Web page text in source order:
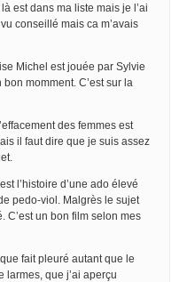
est dans ma liste mais je l’ai
conseillé mais ca m’avais
Michel est jouée par Sylvie
momment. C’est sur la
des femmes est
il faut dire que je suis assez
l’histoire d’une ado élevé
pedo-viol. Malgrès le sujet
C’est un bon film selon mes
fait pleuré autant que le
larmes, que j’ai aperçu